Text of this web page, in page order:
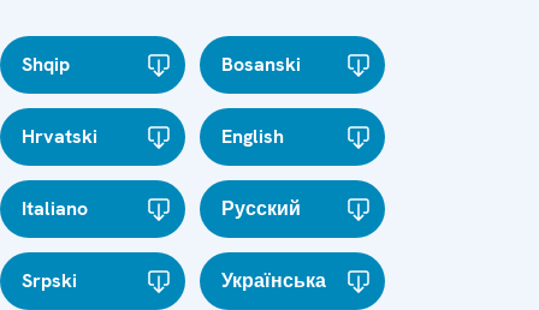
Shqip Bosanski
Hrvatski English
Italiano Русский
Srpski Українська